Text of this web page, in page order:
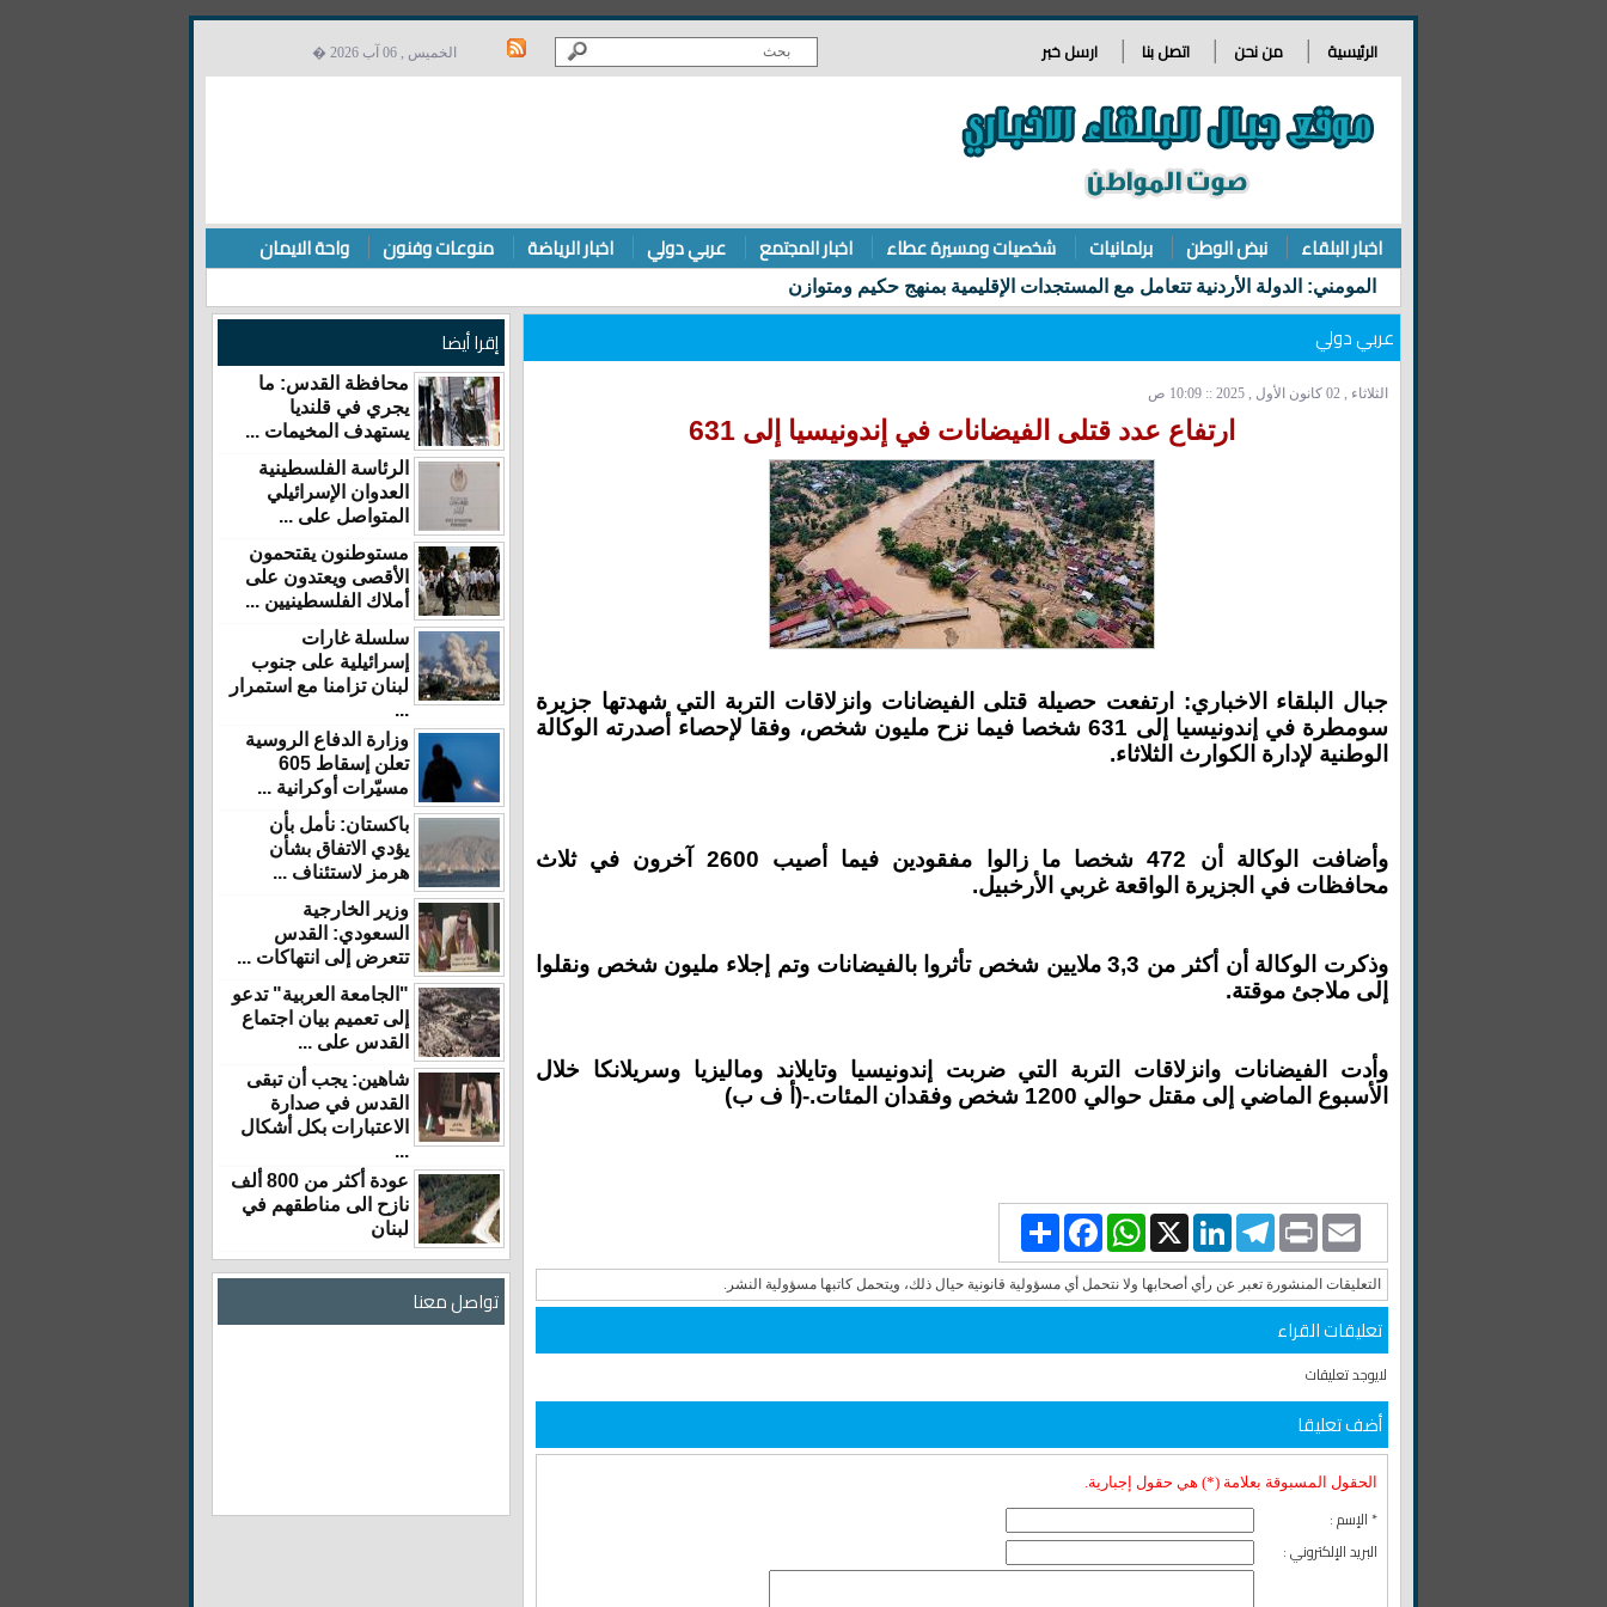
الرئيسية من نحن اتصل بنا ارسل خبر الخميس , 06 آب 2026 �
اخبار البلقاء نبض الوطن برلمانيات شخصيات ومسيرة عطاء اخبار المجتمع عربي دولي اخبار الرياضة منوعات وفنون واحة الايمان
عربي دولي
الثلاثاء , 02 كانون الأول , 2025 :: 10:09 ص
ارتفاع عدد قتلى الفيضانات في إندونيسيا إلى 631
جبال البلقاء الاخباري: ارتفعت حصيلة قتلى الفيضانات وانزلاقات التربة التي شهدتها جزيرة
سومطرة في إندونيسيا إلى 631 شخصا فيما نزح مليون شخص، وفقا لإحصاء أصدرته الوكالة
الوطنية لإدارة الكوارث الثلاثاء.
وأضافت الوكالة أن 472 شخصا ما زالوا مفقودين فيما أصيب 2600 آخرون في ثلاث
محافظات في الجزيرة الواقعة غربي الأرخبيل.
وذكرت الوكالة أن أكثر من 3,3 ملايين شخص تأثروا بالفيضانات وتم إجلاء مليون شخص ونقلوا
إلى ملاجئ موقتة.
وأدت الفيضانات وانزلاقات التربة التي ضربت إندونيسيا وتايلاند وماليزيا وسريلانكا خلال
الأسبوع الماضي إلى مقتل حوالي 1200 شخص وفقدان المئات.-(أ ف ب)
Share
Facebook
WhatsApp X
LinkedInTelegram PrintEmail
التعليقات المنشورة تعبر عن رأي أصحابها ولا نتحمل أي مسؤولية قانونية حيال ذلك، ويتحمل كاتبها مسؤولية النشر.
تعليقات القراء
لايوجد تعليقات
أضف تعليقا
الحقول المسبوقة بعلامة (*) هي حقول إجبارية.
* الإسم :
البريد الإلكتروني :
إقرا أيضا
محافظة القدس: ما
يجري في قلنديا
يستهدف المخيمات ...
الرئاسة الفلسطينية
العدوان الإسرائيلي
المتواصل على ...
مستوطنون يقتحمون
الأقصى ويعتدون على
أملاك الفلسطينيين ...
سلسلة غارات
إسرائيلية على جنوب
لبنان تزامنا مع استمرار
...
وزارة الدفاع الروسية
تعلن إسقاط 605
مسيّرات أوكرانية ...
باكستان: نأمل بأن
يؤدي الاتفاق بشأن
هرمز لاستئناف ...
وزير الخارجية
السعودي: القدس
تتعرض إلى انتهاكات ...
"الجامعة العربية" تدعو
إلى تعميم بيان اجتماع
القدس على ...
شاهين: يجب أن تبقى
القدس في صدارة
الاعتبارات بكل أشكال
...
عودة أكثر من 800 ألف
نازح الى مناطقهم في
لبنان
تواصل معنا